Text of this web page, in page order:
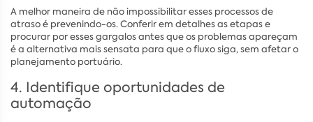
A melhor maneira de não impossibilitar esses processos de
atraso é prevenindo-os. Conferir em detalhes as etapas e
procurar por esses gargalos antes que os problemas apareçam
é a alternativa mais sensata para que o fluxo siga, sem afetar o
planejamento portuário.
4. Identifique oportunidades de
automação